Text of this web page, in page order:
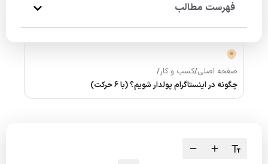
فهرست مطالب
صفحه اصلی/کسب و کار/
چگونه در اینستاگرام پولدار شویم؟ (با 6 حرکت)